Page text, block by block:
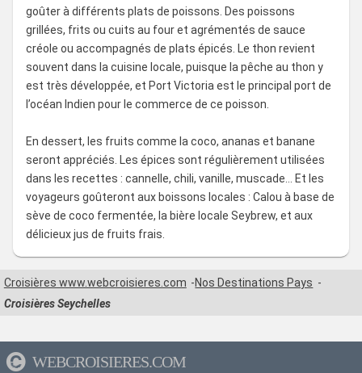
goûter à différents plats de poissons. Des poissons
grillées, frits ou cuits au four et agrémentés de sauce
créole ou accompagnés de plats épicés. Le thon revient
souvent dans la cuisine locale, puisque la pêche au thon y
est très développée, et Port Victoria est le principal port de
l’océan Indien pour le commerce de ce poisson.
En dessert, les fruits comme la coco, ananas et banane
seront appréciés. Les épices sont régulièrement utilisées
dans les recettes : cannelle, chili, vanille, muscade… Et les
voyageurs goûteront aux boissons locales : Calou à base de
sève de coco fermentée, la bière locale Seybrew, et aux
délicieux jus de fruits frais.
Croisières www.webcroisieres.com
Nos Destinations Pays
Croisières Seychelles
WEBCROISIERES.COM